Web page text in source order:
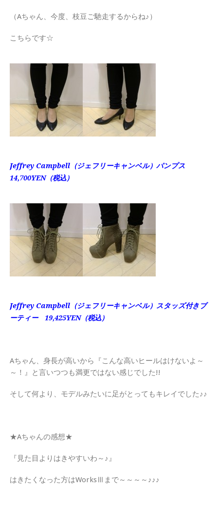
（Aちゃん、今度、枝豆ご馳走するからね♪）
こちらです☆
Jeffrey Campbell（ジェフリーキャンベル）パンプス
14,700YEN（税込）
Jeffrey Campbell（ジェフリーキャンベル）スタッズ付きブ
ーティー 19,425YEN（税込）
Aちゃん、身長が高いから『こんな高いヒールはけないよ～
～！』と言いつつも満更ではない感じでした!!
そして何より、モデルみたいに足がとってもキレイでした♪♪
★Aちゃんの感想★
『見た目よりはきやすいわ～♪』
はきたくなった方はWorksⅢまで～～～～♪♪♪